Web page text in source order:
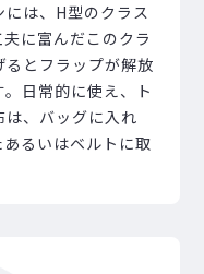
は、H型のクラス
に富んだこのクラ
とフラップが解放
日常的に使え、ト
は、バッグに入れ
るいはベルトに取